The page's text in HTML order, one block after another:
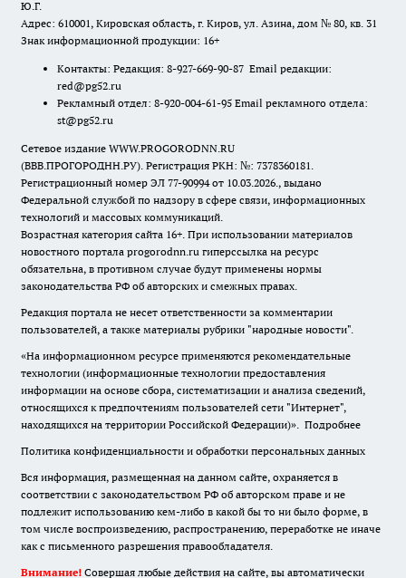
Ю.Г.
Адрес: 610001, Кировская область, г. Киров, ул. Азина, дом № 80, кв. 31
Знак информационной продукции: 16+
Контакты: Редакция: 8-927-669-90-87 Email редакции:
red@pg52.ru
Рекламный отдел: 8-920-004-61-95 Email рекламного отдела:
st@pg52.ru
Сетевое издание WWW.PROGORODNN.RU
(ВВВ.ПРОГОРОДНН.РУ). Регистрация РКН: №: 7378360181.
Регистрационный номер ЭЛ 77-90994 от 10.03.2026., выдано
Федеральной службой по надзору в сфере связи, информационных
технологий и массовых коммуникаций.
Возрастная категория сайта 16+. При использовании материалов
новостного портала progorodnn.ru гиперссылка на ресурс
обязательна, в противном случае будут применены нормы
законодательства РФ об авторских и смежных правах.
Редакция портала не несет ответственности за комментарии
пользователей, а также материалы рубрики "народные новости".
«На информационном ресурсе применяются рекомендательные
технологии (информационные технологии предоставления
информации на основе сбора, систематизации и анализа сведений,
относящихся к предпочтениям пользователей сети "Интернет",
находящихся на территории Российской Федерации)». Подробнее
Политика конфиденциальности и обработки персональных данных
Вся информация, размещенная на данном сайте, охраняется в
соответствии с законодательством РФ об авторском праве и не
подлежит использованию кем-либо в какой бы то ни было форме, в
том числе воспроизведению, распространению, переработке не иначе
как с письменного разрешения правообладателя.
Внимание! Совершая любые действия на сайте, вы автоматически